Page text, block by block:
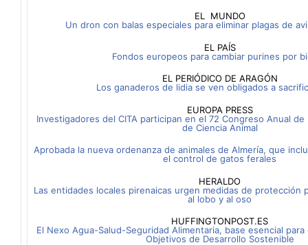
EL MUNDO
Un dron con balas especiales para eliminar plagas de
EL PAÍS
Fondos europeos para cambiar purines por
EL PERIÓDICO DE ARAGÓN
Los ganaderos de lidia se ven obligados a
EUROPA PRESS
Investigadores del CITA participan en el 72 Congreso Anual de
de Ciencia Animal
Aprobada la nueva ordenanza de animales de Almería, que
el control de gatos ferales
HERALDO
Las entidades locales pirenaicas urgen medidas de protección
al lobo y al oso
HUFFINGTONPOST.ES
El Nexo Agua-Salud-Seguridad Alimentaria, base esencial
Objetivos de Desarrollo Sostenible